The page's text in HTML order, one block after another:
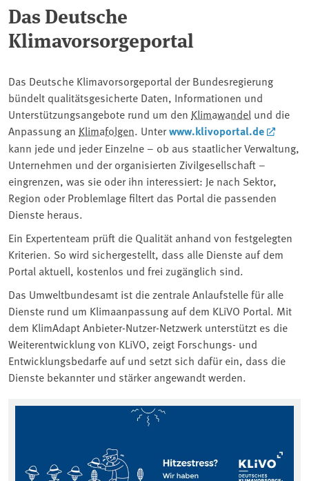
Das Deutsche
Klimavorsorgeportal
Das Deutsche Klimavorsorgeportal der Bundesregierung
bündelt qualitätsgesicherte Daten, Informationen und
Unterstützungsangebote rund um den Klimawandel und die
Anpassung an Klimafolgen. Unterwww.klivoportal.de
kann jede und jeder Einzelne – ob aus staatlicher Verwaltung,
Unternehmen und der organisierten Zivilgesellschaft –
eingrenzen, was sie oder ihn interessiert: Je nach Sektor,
Region oder Problemlage filtert das Portal die passenden
Dienste heraus.
Ein Expertenteam prüft die Qualität anhand von festgelegten
Kriterien. So wird sichergestellt, dass alle Dienste auf dem
Portal aktuell, kostenlos und frei zugänglich sind.
Das Umweltbundesamt ist die zentrale Anlaufstelle für alle
Dienste rund um Klimaanpassung auf dem KLiVO Portal. Mit
dem KlimAdapt Anbieter-Nutzer-Netzwerk unterstützt es die
Weiterentwicklung von KLiVO, zeigt Forschungs- und
Entwicklungsbedarfe auf und setzt sich dafür ein, dass die
Dienste bekannter und stärker angewandt werden.